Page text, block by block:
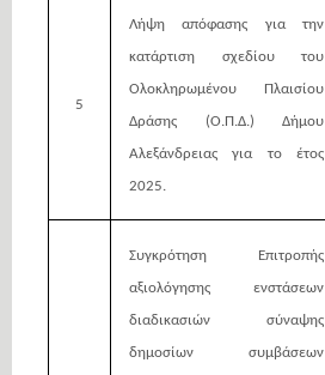
5
Λήψη απόφασης για την
κατάρτιση σχεδίου του
Ολοκληρωμένου Πλαισίου
Δράσης (O.Π.Δ.) Δήμου
Αλεξάνδρειας για το έτος
2025.
Συγκρότηση Επιτροπής
αξιολόγησης ενστάσεων
διαδικασιών σύναψης
δημοσίων συμβάσεων